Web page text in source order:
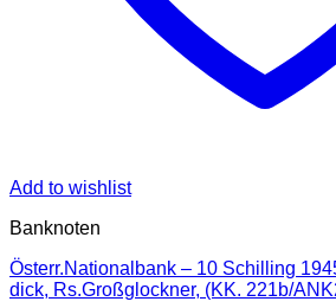
Add to wishlist
Banknoten
Österr.Nationalbank – 10 Schilling
dick, Rs.Großglockner, (KK. 221b/